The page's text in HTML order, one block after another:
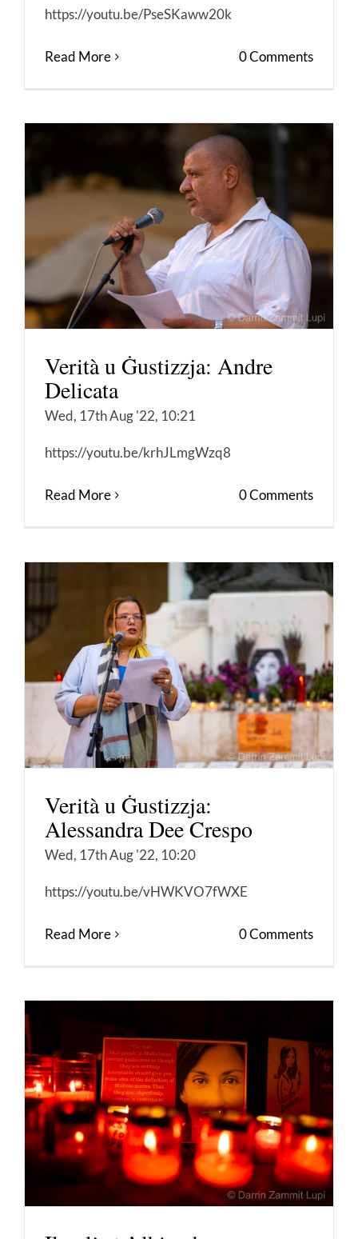
https://youtu.be/PseSKaww20k
Read More 0 Comments
Verità u Ġustizzja: Andre
Delicata
Wed, 17th Aug '22, 10:21
https://youtu.be/krhJLmgWzq8
Read More 0 Comments
Verità u Ġustizzja:
Alessandra Dee Crespo
Wed, 17th Aug '22, 10:20
https://youtu.be/vHWKVO7fWXE
Read More 0 Comments